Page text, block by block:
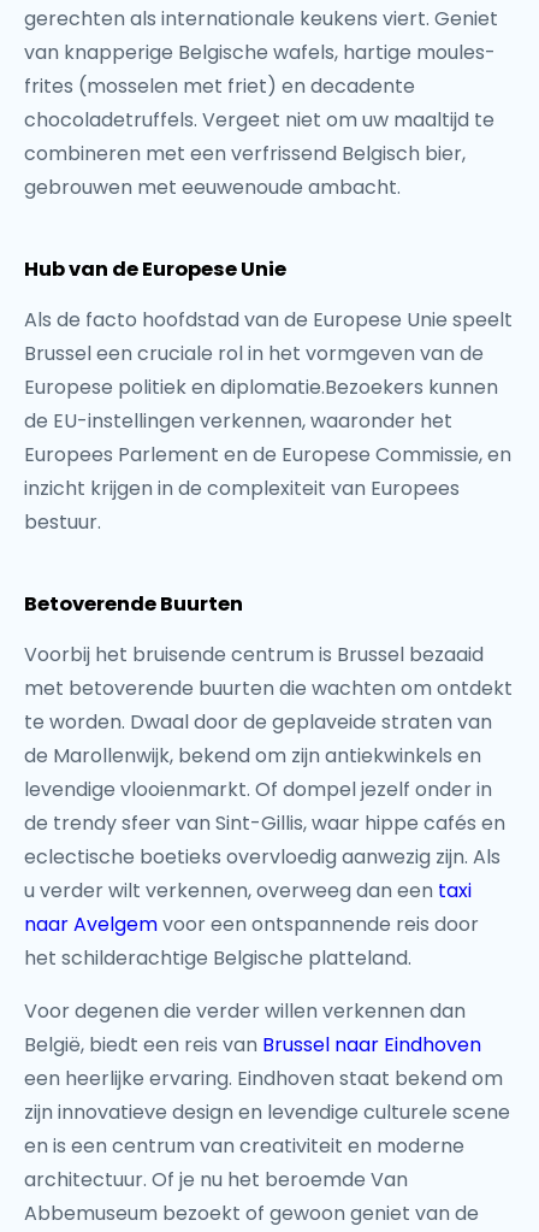
gerechten als internationale keukens viert. Geniet
van knapperige Belgische wafels, hartige moules-
frites (mosselen met friet) en decadente
chocoladetruffels. Vergeet niet om uw maaltijd te
combineren met een verfrissend Belgisch bier,
gebrouwen met eeuwenoude ambacht.
Hub van de Europese Unie
Als de facto hoofdstad van de Europese Unie speelt
Brussel een cruciale rol in het vormgeven van de
Europese politiek en diplomatie.Bezoekers kunnen
de EU-instellingen verkennen, waaronder het
Europees Parlement en de Europese Commissie, en
inzicht krijgen in de complexiteit van Europees
bestuur.
Betoverende Buurten
Voorbij het bruisende centrum is Brussel bezaaid
met betoverende buurten die wachten om ontdekt
te worden. Dwaal door de geplaveide straten van
de Marollenwijk, bekend om zijn antiekwinkels en
levendige vlooienmarkt. Of dompel jezelf onder in
de trendy sfeer van Sint-Gillis, waar hippe cafés en
eclectische boetieks overvloedig aanwezig zijn. Als
u verder wilt verkennen, overweeg dan een taxi
naar Avelgemvoor een ontspannende reis door
het schilderachtige Belgische platteland.
Voor degenen die verder willen verkennen dan
België, biedt een reis van Brussel naar Eindhoven
een heerlijke ervaring. Eindhoven staat bekend om
zijn innovatieve design en levendige culturele scene
en is een centrum van creativiteit en moderne
architectuur. Of je nu het beroemde Van
Abbemuseum bezoekt of gewoon geniet van de